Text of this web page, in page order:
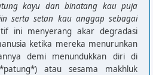
kayu dan binatang kau puja
serta setan kau anggap sebagai
ini menyerang akar degradasi
ketika mereka menurunkan
demi menundukkan diri di
atau sesama makhluk